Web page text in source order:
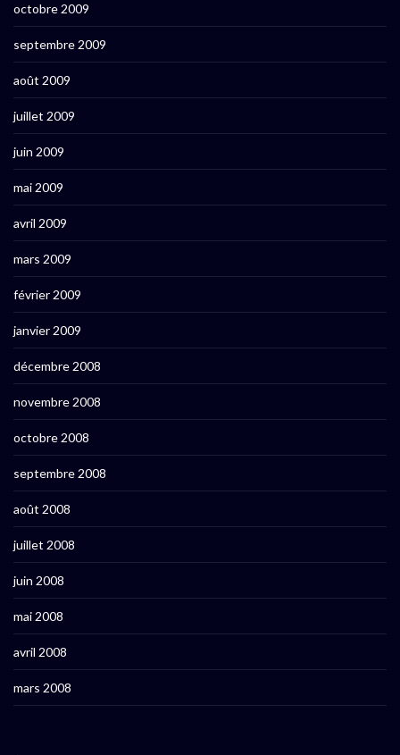
octobre 2009
septembre 2009
août 2009
juillet 2009
juin 2009
mai 2009
avril 2009
mars 2009
février 2009
janvier 2009
décembre 2008
novembre 2008
octobre 2008
septembre 2008
août 2008
juillet 2008
juin 2008
mai 2008
avril 2008
mars 2008